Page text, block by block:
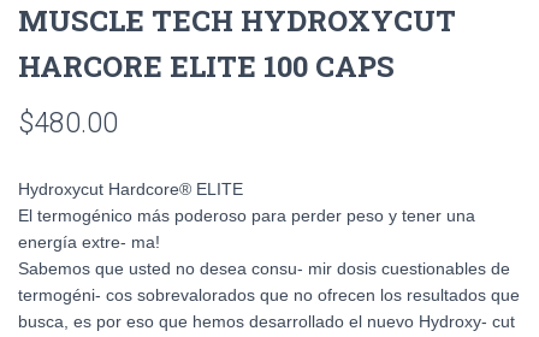
MUSCLE TECH HYDROXYCUT
HARCORE ELITE 100 CAPS
$480.00
Hydroxycut Hardcore® ELITE
El termogénico más poderoso para perder peso y tener una
energía extre- ma!
Sabemos que usted no desea consu- mir dosis cuestionables de
termogéni- cos sobrevalorados que no ofrecen los resultados que
busca, es por eso que hemos desarrollado el nuevo Hydroxy- cut